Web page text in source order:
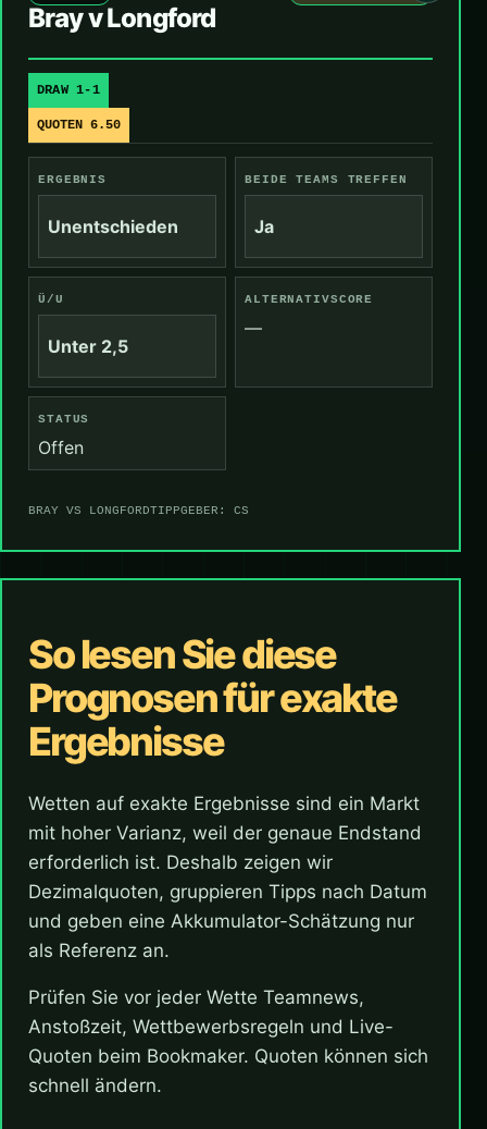
Bray v Longford
DRAW 1-1
QUOTEN 6.50
ERGEBNIS
Unentschieden
BEIDE TEAMS TREFFEN
Ja
Ü/U
Unter 2,5
ALTERNATIVSCORE
—
STATUS
Offen
BRAY VS LONGFORDTIPPGEBER: CS
So lesen Sie diese
Prognosen für exakte
Ergebnisse
Wetten auf exakte Ergebnisse sind ein Markt
mit hoher Varianz, weil der genaue Endstand
erforderlich ist. Deshalb zeigen wir
Dezimalquoten, gruppieren Tipps nach Datum
und geben eine Akkumulator-Schätzung nur
als Referenz an.
Prüfen Sie vor jeder Wette Teamnews,
Anstoßzeit, Wettbewerbsregeln und Live-
Quoten beim Bookmaker. Quoten können sich
schnell ändern.